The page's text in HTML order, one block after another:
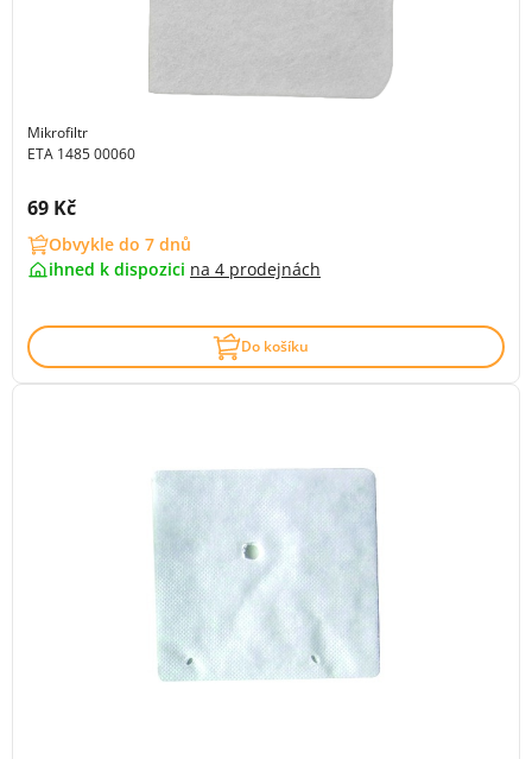
Mikrofiltr
ETA 1485 00060
Cena s DPH:
69 Kč
Obvykle do 7 dnů
ihned k dispozici na 4 prodejnách
Do košíku